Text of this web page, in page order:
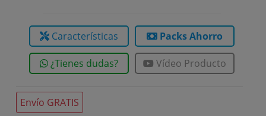
Envío GRATIS
Características Packs Ahorro
¿Tienes dudas? Vídeo Producto